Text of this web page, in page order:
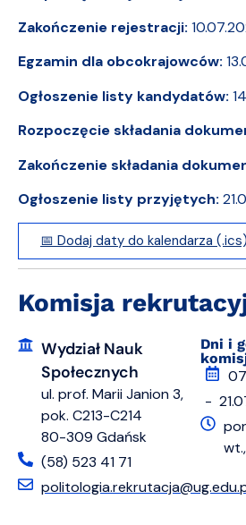
Zakończenie rejestracji:
Egzamin dla obcokrajowców:
Ogłoszenie listy kandydatów:
Rozpoczęcie składania
Zakończenie składania
Ogłoszenie listy przyjętych:
📅 Dodaj daty do kalendarza (.ics)
Komisja
Wydział Nauk
Społecznych
ul. prof. Marii Janion 3,
pok. C213-C214
80-309 Gdańsk
(58) 523 41 71
Dni i
-